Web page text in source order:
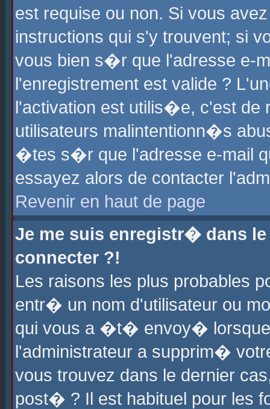
est requise ou non. Si vous
instructions qui s'y trouvent; si
vous bien s�r que l'adresse e-
l'enregistrement est valide ?
l'activation est utilis�e, c'est
utilisateurs malintentionn�s
�tes s�r que l'adresse e-mail
essayez alors de contacter
Revenir en haut de page
Je me suis enregistr� dans
connecter ?!
Les raisons les plus probables
entr� un nom d'utilisateur ou
qui vous a �t� envoy�
l'administrateur a supprim�
vous trouvez dans le dernier
post� ? Il est habituel pour les